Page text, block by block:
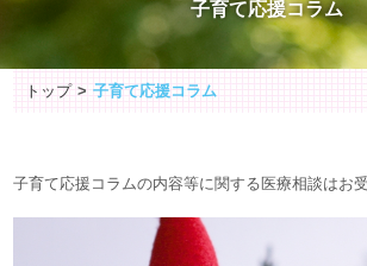
子育て応援コラム
トップ 子育て応援コラム
子育て応援コラムの内容等に関する医療相談はお